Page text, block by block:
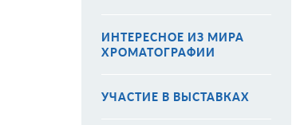
ИНТЕРЕСНОЕ ИЗ МИРА
ХРОМАТОГРАФИИ
УЧАСТИЕ В ВЫСТАВКАХ